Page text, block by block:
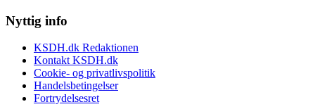
Nyttig info
KSDH.dk Redaktionen
Kontakt KSDH.dk
Cookie- og privatlivspolitik
Handelsbetingelser
Fortrydelsesret